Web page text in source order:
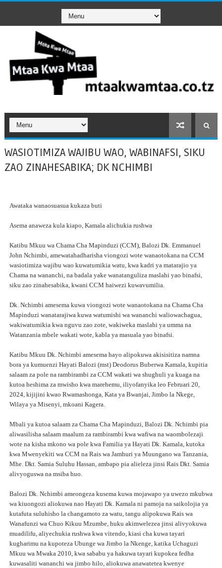
WASIOTIMIZA WAJIBU WAO, WABINAFSI, SIKU
ZAO ZINAHESABIKA; DK NCHIMBI
Awataka wanaosuasua kukaza buti
Asema anaweza kula kiapo, Kamala alichukia rushwa
Katibu Mkuu wa Chama Cha Mapinduzi (CCM), Balozi Dk. Emmanuel
John Nchimbi, amewatahadharisha viongozi wote wanaotokana na CCM
wasiotimiza wajibu wao kuwatumikia watu, kwa kadri ya matarajio ya
Chama na wananchi, na badala yake wanatanguliza maslahi yao binafsi,
siku zao zinahesabika, kwani CCM haiwezi kuwavumilia.
Dk. Nchimbi amesema kuwa viongozi wote wanaotokana na Chama Cha
Mapinduzi wanatarajiwa kuwa watumishi wa wananchi waliowachagua,
wakiwatumikia kwa nguvu zao zote, wakiweka maslahi ya umma na
Watanzania mbele wakati wote, kabla ya masuala yao binafsi.
Katibu Mkuu Dk. Nchimbi amesema hayo alipokuwa akisisitiza namna
bora ya kumuenzi Hayati Balozi (mst) Deodorus Buberwa Kamala, kupitia
salaam za pole na rambirambi za CCM wakati wa shughuli ya kuaga na
kutoa heshima za mwisho kwa marehemu, iliyofanyika leo Februari 20,
2024, kijijini kwao Rwamashonga, Kata ya Bwanjai, Jimbo la Nkege,
Wilaya ya Misenyi, mkoani Kagera.
Mbali ya kutoa salaam za Chama Cha Mapinduzi, Balozi Dk. Nchimbi pia
aliwasilisha salaam maalum za rambirambi kwa wafiwa na waombolezaji
wote na kisha mkono wa pole kwa Familia ya Hayati Dk. Kamala, kutoka
kwa Mwenyekiti wa CCM na Rais wa Jamhuri ya Muungano wa Tanzania,
Mhe. Dkt. Samia Suluhu Hassan, ambapo pia alieleza jinsi Rais Dkt. Samia
alivyoguswa na msiba huo.
Balozi Dk. Nchimbi ameongeza kusema kuwa mojawapo ya uwezo mkubwa
wa kiuongozi aliokuwa nao Hayati Dk. Kamala ni pamoja na saikolojia ya
kutafuta suluhisho la changamoto za watu, tangu alipokuwa Rais wa
Wanafunzi wa Chuo Kikuu Mzumbe, huku akimwelezea jinsi alivyokuwa
muadilifu, aliyechukia rushwa kwa vitendo, kiasi cha kuwa tayari
kugharimu na kupoteza Ubunge wa Jimbo la Nkenge, katika Uchaguzi
Mkuu wa Mwaka 2010, kwa sababu ya hakuwa tayari kupokea fedha
kuwasaliti wananchi wa jimbo hilo, aliokuwa anawatetea kwenye